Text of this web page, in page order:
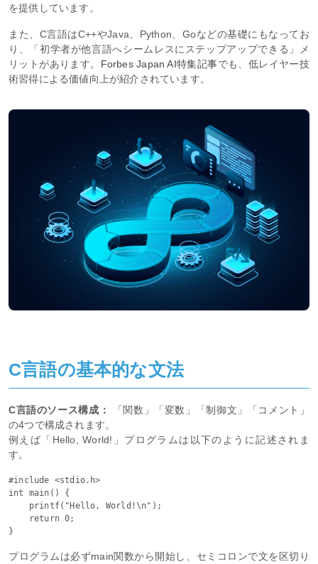
を提供しています。
また、C言語はC++やJava、Python、Goなどの基礎にもなってお
り、「初学者が他言語へシームレスにステップアップできる」メ
リットがあります。 Forbes Japan AI特集記事でも、低レイヤー技
術習得による価値向上が紹介されています。
C言語の基本的な文法
C言語のソース構成：
「関数」「変数」「制御文」「コメント」
の4つで構成されます。
例えば「Hello, World!」プログラムは以下のように記述されま
す。
#include <stdio.h>
int main() {
    printf("Hello, World!\n");
    return 0;
プログラムは必ずmain関数から開始し、セミコロンで文を区切り